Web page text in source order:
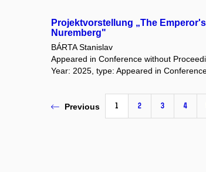
Projektvorstellung „The
Nuremberg"
BÁRTA Stanislav
Appeared in Conference without
Year: 2025, type: Appeared in
Previous 1 2 3 4